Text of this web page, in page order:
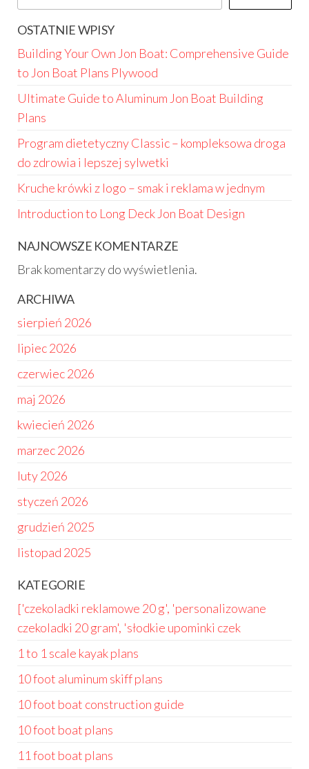
OSTATNIE WPISY
Building Your Own Jon Boat: Comprehensive Guide
to Jon Boat Plans Plywood
Ultimate Guide to Aluminum Jon Boat Building
Plans
Program dietetyczny Classic – kompleksowa droga
do zdrowia i lepszej sylwetki
Kruche krówki z logo – smak i reklama w jednym
Introduction to Long Deck Jon Boat Design
NAJNOWSZE KOMENTARZE
Brak komentarzy do wyświetlenia.
ARCHIWA
sierpień 2026
lipiec 2026
czerwiec 2026
maj 2026
kwiecień 2026
marzec 2026
luty 2026
styczeń 2026
grudzień 2025
listopad 2025
KATEGORIE
['czekoladki reklamowe 20 g', 'personalizowane
czekoladki 20 gram', 'słodkie upominki czek
1 to 1 scale kayak plans
10 foot aluminum skiff plans
10 foot boat construction guide
10 foot boat plans
11 foot boat plans